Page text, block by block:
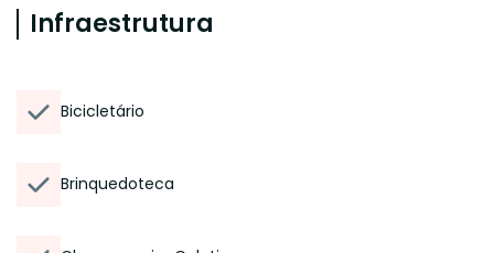
Infraestrutura
Bicicletário
Brinquedoteca